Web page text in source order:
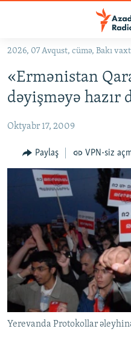
Əsas
qayıt
Əsas
naviqasiyaya
qayıt
KORRUPSIOMETR
#ƏSLINDƏ
FƏRQƏ BAX
QANUNI DOĞRU
ARAŞDIRMA
MULTIMEDIA
VIDEO
FOTOQALEREYA
İNFOQRAFIKA
KARIKATURA
RADIO ARXIV
OXU ZALI
AZƏRBAYCAN ƏDƏBIYYATI
İSLAM VƏ DEMOKRATIYA
İZ - MƏDƏNIYYƏT PROQRAMI
HAQQIMIZDA
MISSIYAMIZ
PEŞƏ ETIKASI VƏ JURNALISTIKA
MATERIALLARIMIZDAN ISTIFADƏ
BIZI IZLƏ
2026, 07 Avqust, cümə, Bakı
«Ermənistan
dəyişməyə hazır
Oktyabr 17, 2009
Paylaş VPN-siz
Yerevanda Protokollar